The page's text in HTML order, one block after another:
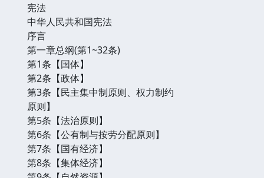
宪法
中华人民共和国宪法
序言
第一章总纲(第1~32条)
第1条【国体】
第2条【政体】
第3条【民主集中制原则、权力制约
原则】
第5条【法治原则】
第6条【公有制与按劳分配原则】
第7条【国有经济】
第8条【集体经济】